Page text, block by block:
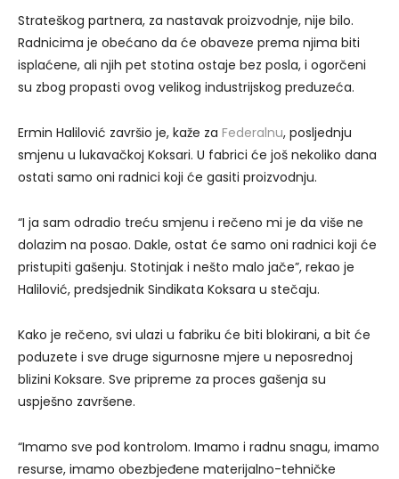
Strateškog partnera, za nastavak proizvodnje, nije bilo.
Radnicima je obećano da će obaveze prema njima biti
isplaćene, ali njih pet stotina ostaje bez posla, i ogorčeni
su zbog propasti ovog velikog industrijskog preduzeća.
Ermin Halilović završio je, kaže za Federalnu, posljednju
smjenu u lukavačkoj Koksari. U fabrici će još nekoliko dana
ostati samo oni radnici koji će gasiti proizvodnju.
“I ja sam odradio treću smjenu i rečeno mi je da više ne
dolazim na posao. Dakle, ostat će samo oni radnici koji će
pristupiti gašenju. Stotinjak i nešto malo jače”, rekao je
Halilović, predsjednik Sindikata Koksara u stečaju.
Kako je rečeno, svi ulazi u fabriku će biti blokirani, a bit će
poduzete i sve druge sigurnosne mjere u neposrednoj
blizini Koksare. Sve pripreme za proces gašenja su
uspješno završene.
“Imamo sve pod kontrolom. Imamo i radnu snagu, imamo
resurse, imamo obezbjeđene materijalno-tehničke